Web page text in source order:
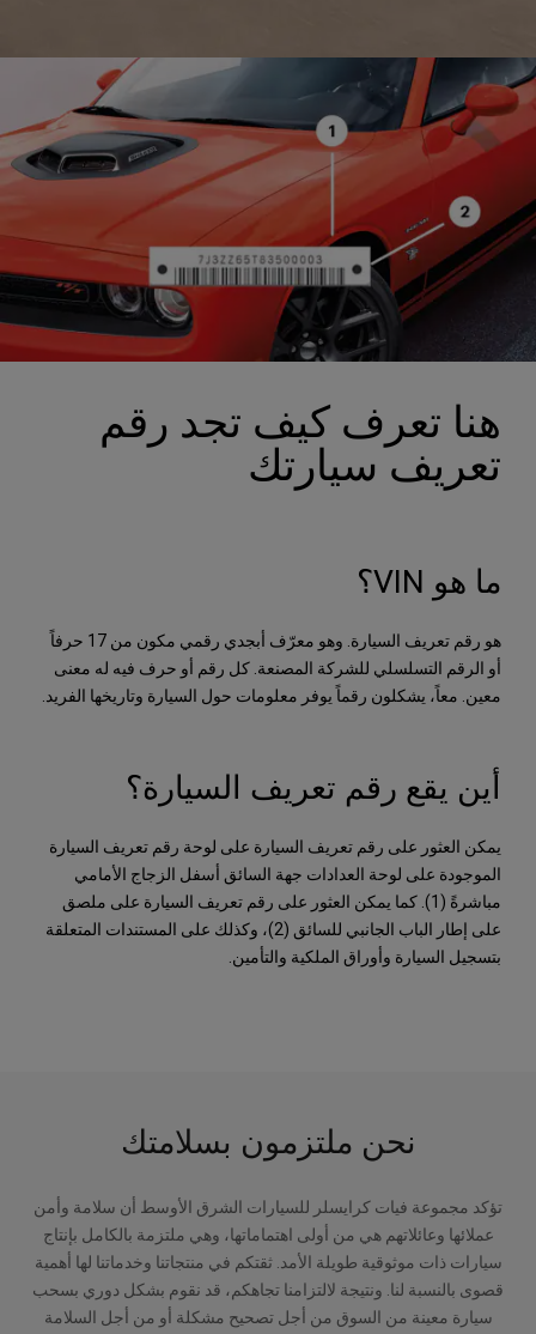
هنا تعرف كيف تجد رقم
تعريف سيارتك
ما هو VIN؟
هو رقم تعريف السيارة. وهو معرّف أبجدي رقمي مكون من 17 حرفاً
أو الرقم التسلسلي للشركة المصنعة. كل رقم أو حرف فيه له معنى
معين. معاً، يشكلون رقماً يوفر معلومات حول السيارة وتاريخها الفريد.
أين يقع رقم تعريف السيارة؟
يمكن العثور على رقم تعريف السيارة على لوحة رقم تعريف السيارة
الموجودة على لوحة العدادات جهة السائق أسفل الزجاج الأمامي
مباشرةً (1). كما يمكن العثور على رقم تعريف السيارة على ملصق
على إطار الباب الجانبي للسائق (2)، وكذلك على المستندات المتعلقة
بتسجيل السيارة وأوراق الملكية والتأمين.
نحن ملتزمون بسلامتك
تؤكد مجموعة فيات كرايسلر للسيارات الشرق الأوسط أن سلامة وأمن
عملائها وعائلاتهم هي من أولى اهتماماتها، وهي ملتزمة بالكامل بإنتاج
سيارات ذات موثوقية طويلة الأمد. ثقتكم في منتجاتنا وخدماتنا لها أهمية
قصوى بالنسبة لنا. ونتيجة لالتزامنا تجاهكم، قد نقوم بشكل دوري بسحب
سيارة معينة من السوق من أجل تصحيح مشكلة أو من أجل السلامة